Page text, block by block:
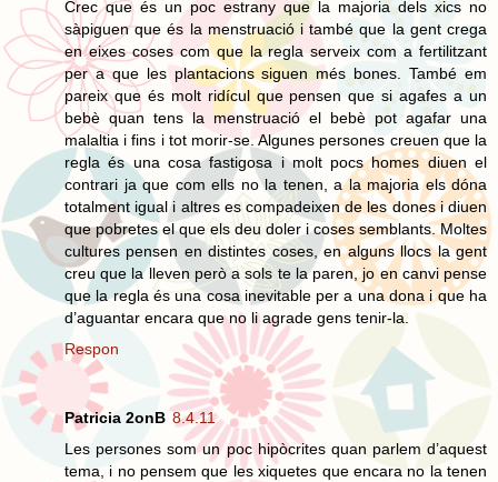
Crec que és un poc estrany que la majoria dels xics no
sàpiguen que és la menstruació i també que la gent crega
en eixes coses com que la regla serveix com a fertilitzant
per a que les plantacions siguen més bones. També em
pareix que és molt ridícul que pensen que si agafes a un
bebè quan tens la menstruació el bebè pot agafar una
malaltia i fins i tot morir-se. Algunes persones creuen que la
regla és una cosa fastigosa i molt pocs homes diuen el
contrari ja que com ells no la tenen, a la majoria els dóna
totalment igual i altres es compadeixen de les dones i diuen
que pobretes el que els deu doler i coses semblants. Moltes
cultures pensen en distintes coses, en alguns llocs la gent
creu que la lleven però a sols te la paren, jo en canvi pense
que la regla és una cosa inevitable per a una dona i que ha
d’aguantar encara que no li agrade gens tenir-la.
Respon
Patricia 2onB 8.4.11
Les persones som un poc hipòcrites quan parlem d’aquest
tema, i no pensem que les xiquetes que encara no la tenen